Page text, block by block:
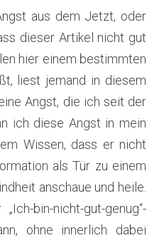
aus dem Jetzt, oder
dieser Artikel nicht gut
hier einem bestimmten
liest jemand in diesem
Angst, die ich seit der
ich diese Angst in mein
Wissen, dass er nicht
als Tür zu einem
anschaue und heile.
bin-nicht-gut-genug“-
ohne innerlich dabei